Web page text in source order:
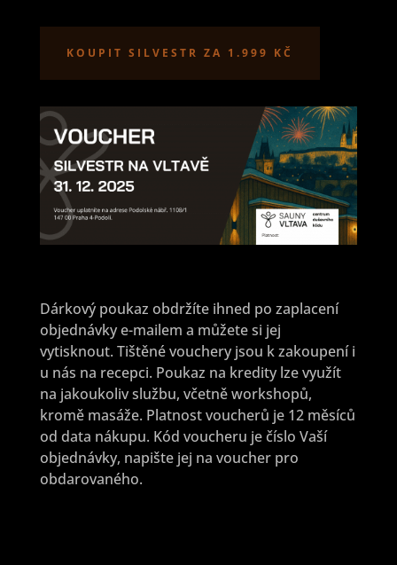
KOUPIT SILVESTR ZA 1.999 KČ
Dárkový poukaz obdržíte ihned po zaplacení
objednávky e-mailem a můžete si jej
vytisknout. Tištěné vouchery jsou k zakoupení i
u nás na recepci. Poukaz na kredity lze využít
na jakoukoliv službu, včetně workshopů,
kromě masáže. Platnost voucherů je 12 měsíců
od data nákupu. Kód voucheru je číslo Vaší
objednávky, napište jej na voucher pro
obdarovaného.